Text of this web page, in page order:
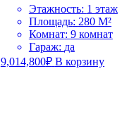
Этажность: 1 этаж
Площадь: 280 M²
Комнат: 9 комнат
Гараж: да
9,014,800₽ В корзину